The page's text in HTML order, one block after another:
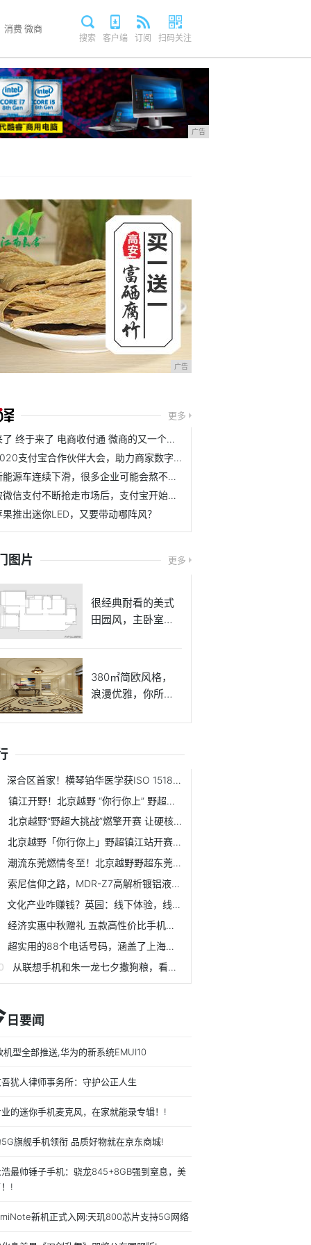
消费 微商
搜索 客户端 订阅 扫码关注
广告
广告
更多
来了 终于来了 电商收付通 微商的又一个春天
2020支付宝合作伙伴大会，助力商家数字化升级亮点多多
新能源车连续下滑，很多企业可能会熬不到天亮了
被微信支付不断抢走市场后，支付宝开始打起了翻身仗
果推出迷你LED，又要带动哪阵风？
图片 更多
很经典耐看的美式
田园风，主卧室的
380㎡简欧风格，
浪漫优雅，你所向
深合区首家！横琴铂华医学获ISO 15189国际认可，检验报告全球互认
镇江开野！北京越野 “你行你上” 野超赛燃爆江苏
北京越野“野超大挑战”燃擎开赛 让硬核越野扎根人间烟火
北京越野「你行你上」野超镇江站开赛 携手江苏车主肆意开野
潮流东莞燃情冬至！北京越野野超东莞站BJ40燃油硬核实力圈粉
索尼信仰之路，MDR-Z7高解析镀铝液晶振膜耳机听感与无声拆解
文化产业咋赚钱？英园：线下体验，线上消费
经济实惠中秋赠礼 五款高性价比手机推荐
超实用的88个电话号码，涵盖了上海人所有日常！
从联想手机和朱一龙七夕撒狗粮，看联想手机营销势能塑造
日要闻
机型全部推送,华为的新系统EMUI10
犹人律师事务所：守护公正人生
的迷你手机麦克风，在家就能录专辑！!
旗舰手机领衔 品质好物就在京东商城!
浩最帅锤子手机：骁龙845+8GB强到窒息，美
!
新机正式入网:天玑800芯片支持5G网络